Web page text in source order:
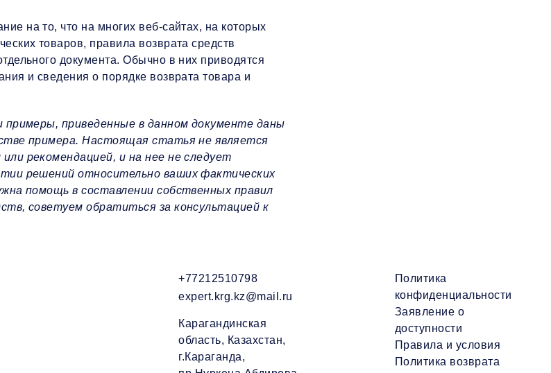
на то, что на многих веб-сайтах, на которых
товаров, правила возврата средств
документа. Обычно в них приводятся
и сведения о порядке возврата товара и
примеры, приведенные в данном документе даны
примера. Настоящая статья не является
рекомендацией, и на нее не следует
решений относительно ваших фактических
помощь в составлении собственных правил
советуем обратиться за консультацией к
+77212510798
expert.krg.kz@mail.ru
Карагандинская
область, Казахстан,
г.Караганда,
Политика
конфиденциальности
Заявление о
доступности
Правила и условия
Политика возврата